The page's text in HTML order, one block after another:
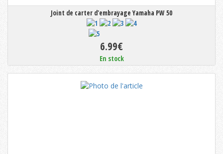
Joint de carter d'embrayage Yamaha PW 50
6.99€
En stock